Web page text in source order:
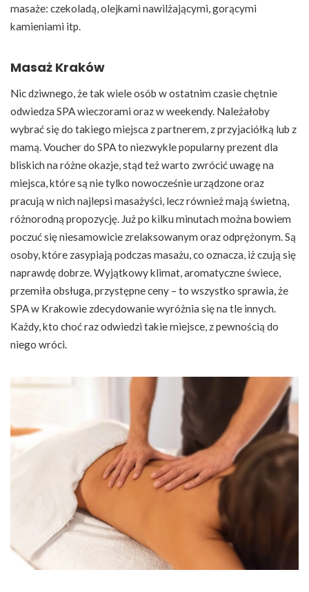
masaże: czekoladą, olejkami nawilżającymi, gorącymi
kamieniami itp.
Masaż Kraków
Nic dziwnego, że tak wiele osób w ostatnim czasie chętnie
odwiedza SPA wieczorami oraz w weekendy. Należałoby
wybrać się do takiego miejsca z partnerem, z przyjaciółką lub z
mamą. Voucher do SPA to niezwykle popularny prezent dla
bliskich na różne okazje, stąd też warto zwrócić uwagę na
miejsca, które są nie tylko nowocześnie urządzone oraz
pracują w nich najlepsi masażyści, lecz również mają świetną,
różnorodną propozycję. Już po kilku minutach można bowiem
poczuć się niesamowicie zrelaksowanym oraz odprężonym. Są
osoby, które zasypiają podczas masażu, co oznacza, iż czują się
naprawdę dobrze. Wyjątkowy klimat, aromatyczne świece,
przemiła obsługa, przystępne ceny – to wszystko sprawia, że
SPA w Krakowie zdecydowanie wyróżnia się na tle innych.
Każdy, kto choć raz odwiedzi takie miejsce, z pewnością do
niego wróci.